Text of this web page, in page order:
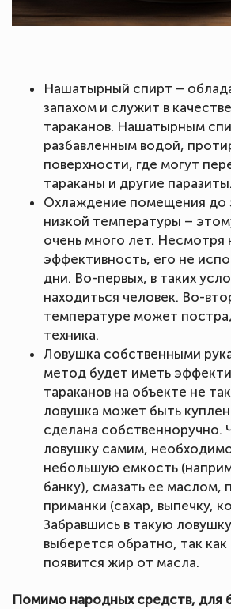
Нашатырный спирт –
запахом и служит в
тараканов. Нашатырным
разбавленным водой,
поверхности, где могут
тараканы и другие паразиты.
Охлаждение помещения до
низкой температуры –
очень много лет. Несмотря
эффективность, его не
дни. Во-первых, в таких
находиться человек. Во-
температуре может
техника.
Ловушка собственными
метод будет иметь
тараканов на объекте не
ловушка может быть
сделана собственноручно.
ловушку самим,
небольшую емкость
банку), смазать ее маслом,
приманки (сахар, выпечку,
Забравшись в такую
выберется обратно, так как
появится жир от масла.
Помимо народных средств, для